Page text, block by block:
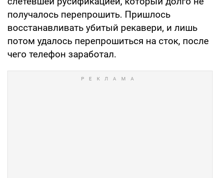
получалось перепрошить. Пришлось
восстанавливать убитый рекавери, и лишь
потом удалось перепрошиться на сток, после
чего телефон заработал.